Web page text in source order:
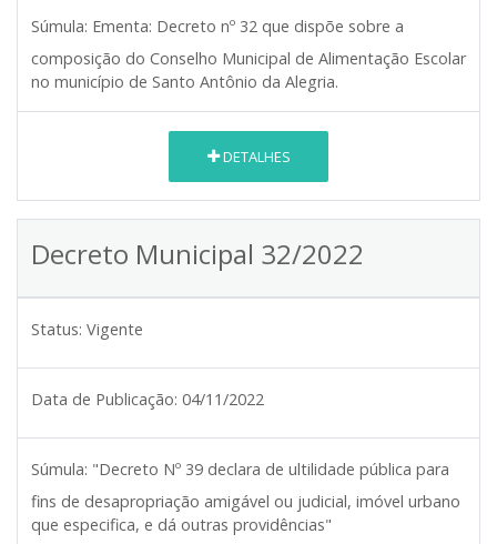
Súmula: Ementa: Decreto nº 32 que dispõe sobre a
composição do Conselho Municipal de Alimentação Escolar
no município de Santo Antônio da Alegria.
DETALHES
Decreto Municipal 32/2022
Status: Vigente
Data de Publicação: 04/11/2022
Súmula: "Decreto Nº 39 declara de ultilidade pública para
fins de desapropriação amigável ou judicial, imóvel urbano
que especifica, e dá outras providências"